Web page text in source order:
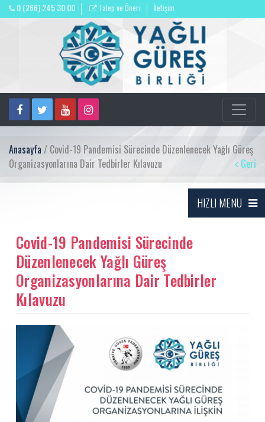
0 (266) 245 30 00 Talep ve Öneri İletişim
Anasayfa / Covid-19 Pandemisi Sürecinde Düzenlenecek Yağlı Güreş
Organizasyonlarına Dair Tedbirler Kılavuzu
Geri
HIZLI MENU
Covid-19 Pandemisi Sürecinde
Düzenlenecek Yağlı Güreş
Organizasyonlarına Dair Tedbirler
Kılavuzu